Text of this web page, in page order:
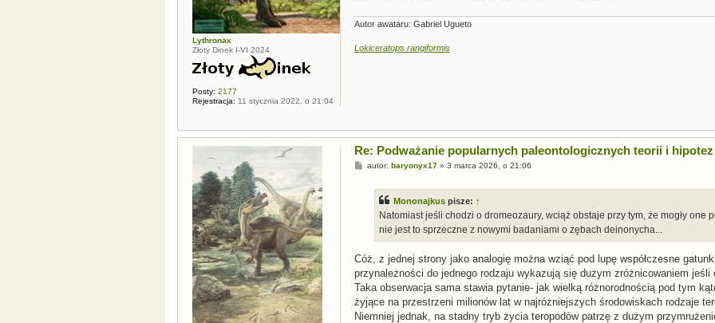
Lythronax
Złoty Dinek I-VI 2024
Posty: 2177
Rejestracja: 11 stycznia 2022, o 21:04
Autor awataru: Gabriel Ugueto
Lokiceratops rangiformis
Re: Podważanie popularnych paleontologicznych teorii i hipotez
Pautor: baryonyx17» 3 marca 2026, o 21:06
Mononajkuspisze: ↑
Natomiast jeśli chodzi o dromeozaury, wciąż obstaje przy tym, że mogły one
nie jest to sprzeczne z nowymi badaniami o zębach deinonycha...
Cóż, z jednej strony jako analogię można wziąć pod lupę współczesne
przynależności do jednego rodzaju wykazują się dużym zróżnicowaniem jeśli
Taka obserwacja sama stawia pytanie- jak wielką różnorodnością pod tym
żyjące na przestrzeni milionów lat w najróżniejszych środowiskach rodzaje
Niemniej jednak, na stadny tryb życia teropodów patrzę z dużym